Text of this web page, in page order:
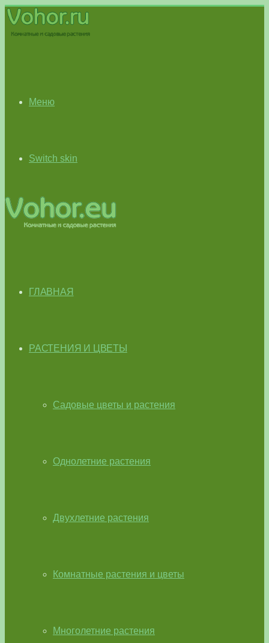
Меню
Switch skin
ГЛАВНАЯ
РАСТЕНИЯ И ЦВЕТЫ
Садовые цветы и растения
Однолетние растения
Двухлетние растения
Комнатные растения и цветы
Многолетние растения